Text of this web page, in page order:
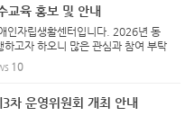
교육 홍보 및 안내
자립생활센터입니다. 2026년 동
고자 하오니 많은 관심과 참여 부탁
년 동료상담가 보수교육 교육대
센터협의회 소속 동료상담가 30명
10
차 운영위원회 개최 안내